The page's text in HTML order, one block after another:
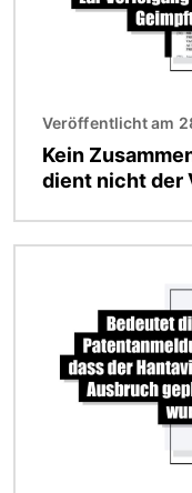
Veröffentlicht am
Kein
dient nicht der